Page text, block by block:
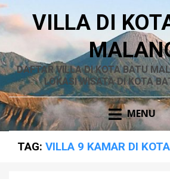
VILLA DI
DAFTAR VILLA DI KOTA BATU
LOKASI WISATA DI KOTA
MENU
TAG: VILLA 9 KAMAR DI